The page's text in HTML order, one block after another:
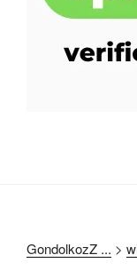
GondolkozZ ... >